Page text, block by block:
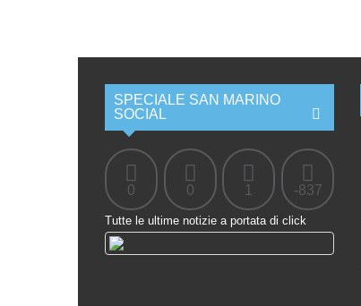
SPECIALE SAN MARINO
SOCIAL
0 0 1 -837
Tutte le ultime notizie a portata di click